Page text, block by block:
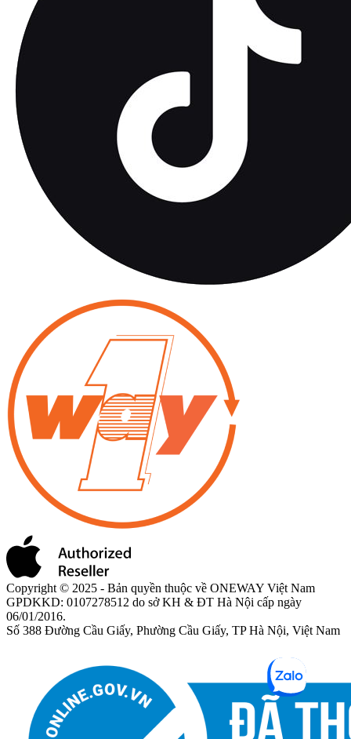
Copyright © 2025 - Bản quyền thuộc về ONEWAY Việt Nam
GPDKKD: 0107278512 do sở KH & ĐT Hà Nội cấp ngày
06/01/2016.
Số 388 Đường Cầu Giấy, Phường Cầu Giấy, TP Hà Nội, Việt Nam